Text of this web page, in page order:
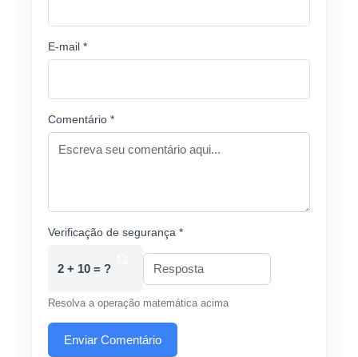
E-mail *
Comentário *
Verificação de segurança *
2 + 10 = ?
Resolva a operação matemática acima
Enviar Comentário